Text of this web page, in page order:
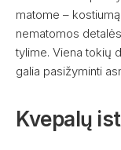
matome –
nematomos
tylime. Viena tokių
galia pasižyminti
Kvepalų